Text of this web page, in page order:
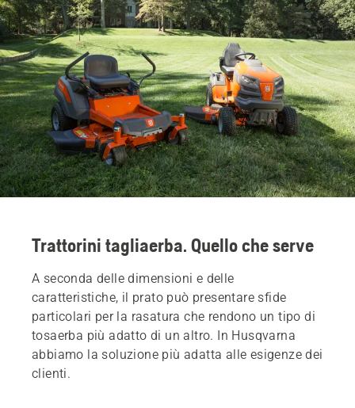
Trattorini tagliaerba. Quello che serve
A seconda delle dimensioni e delle
caratteristiche, il prato può presentare sfide
particolari per la rasatura che rendono un tipo di
tosaerba più adatto di un altro. In Husqvarna
abbiamo la soluzione più adatta alle esigenze dei
clienti.